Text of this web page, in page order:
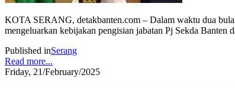
KOTA SERANG, detakbanten.com – Dalam waktu dua
mengeluarkan kebijakan pengisian jabatan Pj Sekda Banten
Published inSerang
Read more...
Friday, 21/February/2025